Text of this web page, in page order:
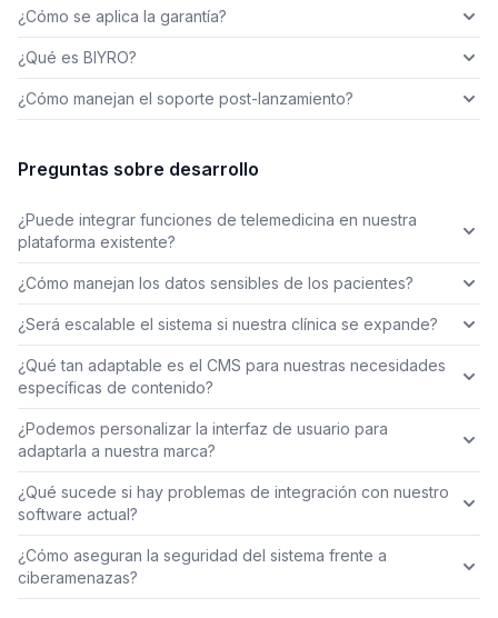
¿Cómo se aplica la garantía?
¿Qué es BIYRO?
¿Cómo manejan el soporte post-lanzamiento?
Preguntas sobre desarrollo
¿Puede integrar funciones de telemedicina en nuestra
plataforma existente?
¿Cómo manejan los datos sensibles de los pacientes?
¿Será escalable el sistema si nuestra clínica se expande?
¿Qué tan adaptable es el CMS para nuestras necesidades
específicas de contenido?
¿Podemos personalizar la interfaz de usuario para
adaptarla a nuestra marca?
¿Qué sucede si hay problemas de integración con nuestro
software actual?
¿Cómo aseguran la seguridad del sistema frente a
ciberamenazas?